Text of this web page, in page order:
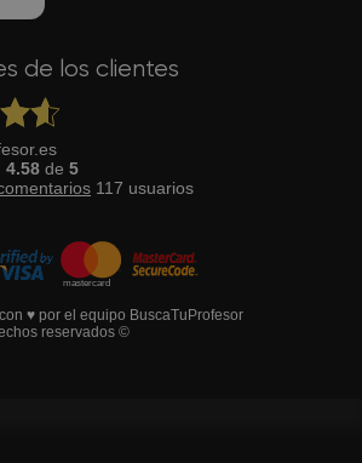
de los clientes
4.58 de 5
117 usuarios
♥ por el equipo BuscaTuProfesor
reservados ©